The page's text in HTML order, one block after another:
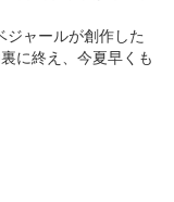
ャールが創作した
に終え、今夏早くも